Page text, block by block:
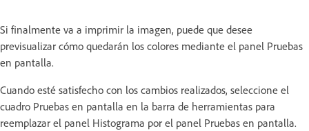
Si finalmente va a imprimir la imagen, puede que desee
previsualizar cómo quedarán los colores mediante el panel Pruebas
en pantalla.
Cuando esté satisfecho con los cambios realizados, seleccione el
cuadro Pruebas en pantalla en la barra de herramientas para
reemplazar el panel Histograma por el panel Pruebas en pantalla.